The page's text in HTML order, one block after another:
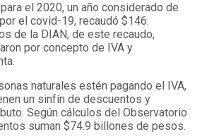
el 2020, un año considerado de
el covid-19, recaudó $146.
de la DIAN, de este recaudo,
por concepto de IVA y
naturales estén pagando el IVA,
un sinfín de descuentos y
Según cálculos del Observatorio
suman $74.9 billones de pesos.